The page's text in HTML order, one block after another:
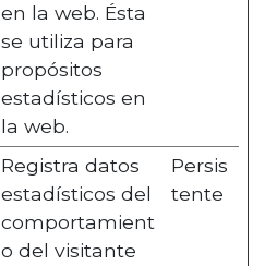
en la web. Ésta
se utiliza para
propósitos
estadísticos en
la web.
Registra datos
estadísticos del
comportamient
o del visitante
Persis
tente